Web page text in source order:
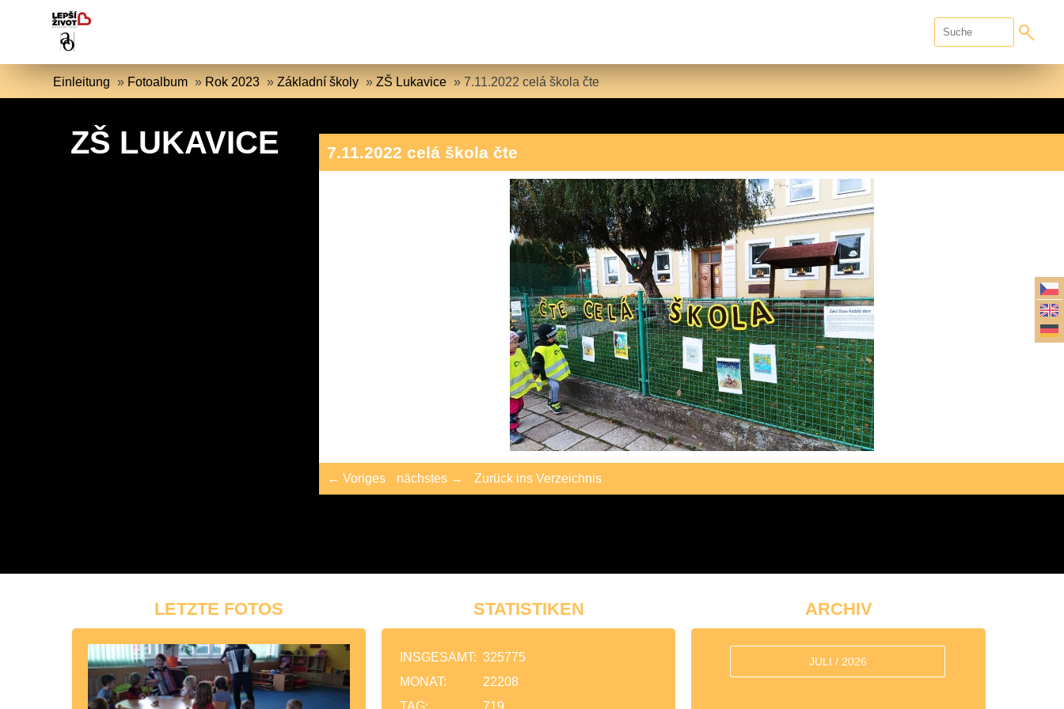
Einleitung » Fotoalbum » Rok 2023 »Základní školy »ZŠ Lukavice »7.11.2022 celá škola čte
ZŠ LUKAVICE 7.11.2022 celá škola čte
← Voriges nächstes → Zurück ins Verzeichnis
LETZTE FOTOS STATISTIKEN
INSGESAMT: 325775
MONAT:
22208
TAG:
719
ARCHIV
JULI / 2026